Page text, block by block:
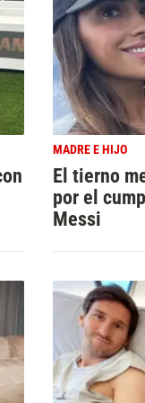
MADRE E HIJO
El tierno
por el
Messi